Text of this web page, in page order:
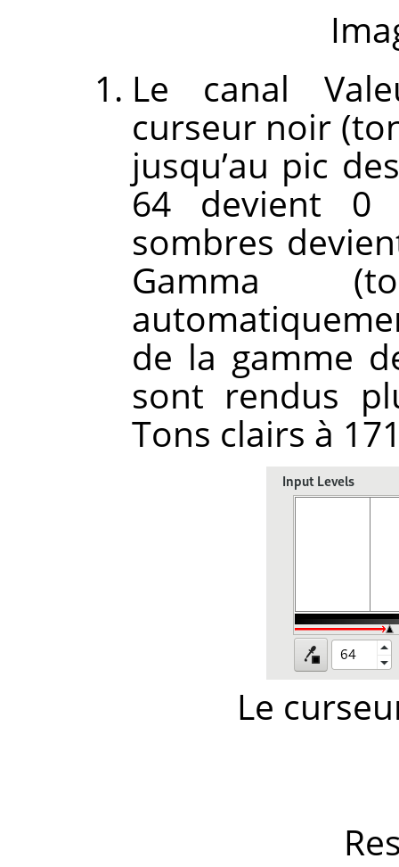
Le canal
curseur noir
jusqu’au pic
64 devient
sombres
Gamma
de la gamme
sont rendus
Tons clairs à
Le